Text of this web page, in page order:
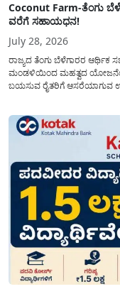
Coconut Farm-ತೆಂಗು
ವರೆಗೆ ಸಹಾಯಧನ!
July 28, 2026
ರಾಜ್ಯದ ತೆಂಗು ಬೆಳೆಗಾರರ ಆರ್ಥಿಕ
ಮಂಡಳಿಯಿಂದ ಮಹತ್ವದ
ಬಯಸುವ ರೈತರಿಗೆ ಆಸರೆಯಾಗುವ